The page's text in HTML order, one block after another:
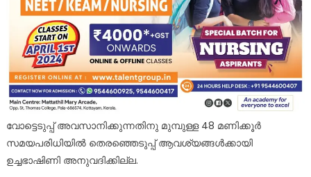
വോട്ടെടുപ്പ് അവസാനിക്കുന്നതിനു മുമ്പുള്ള 48 മണിക്കൂർ
സമയപരിധിയിൽ തെരഞ്ഞെടുപ്പ് ആവശ്യങ്ങൾക്കായി
ഉച്ചഭാഷിണി അനുവദിക്കില്ല.